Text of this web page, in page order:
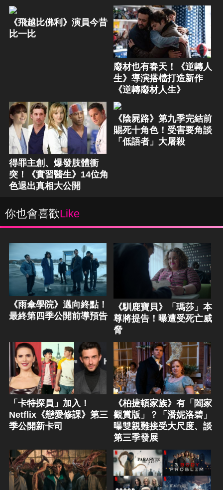
《飛越比佛利》演員今昔
比一比
廢材也有春天！《逆轉人
生》導演搭檔打造新作
《逆轉廢材人生》
得罪主創、爆發肢體衝
突！《實習醫生》14位角
色退出真相大公開
《陰屍路》第九季完結前
賜死十角色！受害要角談
「低語者」大屠殺
你也會喜歡Like
《雨傘學院》邁向終點！
最終第四季公開前導預告
《馴鹿寶貝》「瑪莎」本
尊將提告！曝遭受死亡威
脅
「卡特探員」加入！
Netflix《戀愛修課》第三
季公開新卡司
《柏捷頓家族》有「闔家
觀賞版」？「潘妮洛碧」
曝雙親難接受大尺度、談
第三季發展